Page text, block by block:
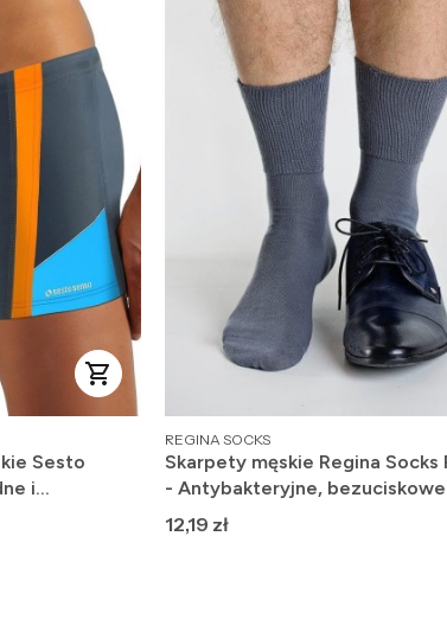
Sesto
i
PRODUCENT
REGINA SOCKS
Skarpety męskie Regina Socks
- Antybakteryjne, bezuciskowe
Cena
12,19 zł